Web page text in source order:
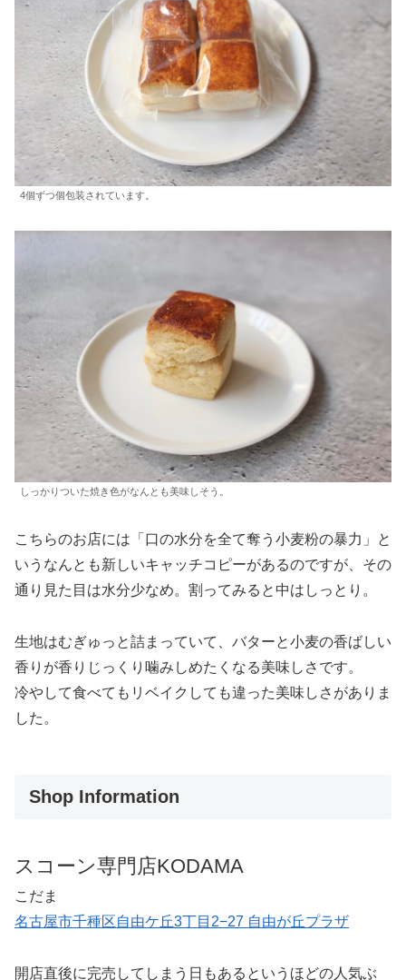
4個ずつ個包装されています。
しっかりついた焼き色がなんとも美味しそう。
こちらのお店には「口の水分を全て奪う小麦粉の暴力」と
いうなんとも新しいキャッチコピーがあるのですが、その
通り見た目は水分少なめ。割ってみると中はしっとり。
生地はむぎゅっと詰まっていて、バターと小麦の香ばしい
香りが香りじっくり噛みしめたくなる美味しさです。
冷やして食べてもリベイクしても違った美味しさがありま
した。
Shop Information
スコーン専門店KODAMA
こだま
名古屋市千種区自由ケ丘3丁目2−27 自由が丘プラザ
開店直後に完売してしまう日もあるというほどの人気ぶ